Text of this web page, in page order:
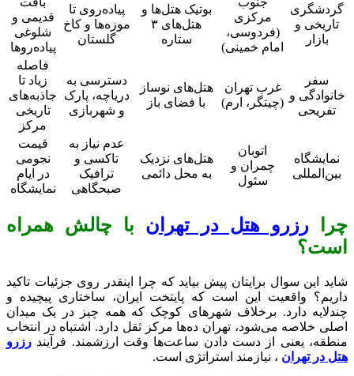
گردشگری
تاریخی و
بازار
مرکزی
(فردوسی،
امام خمینی)
بوتیک هتل‌ها و
هتل‌های ۳
ستاره
پیاده‌روی تا
موزه‌ها و کاخ
گلستان
قدیمی و
شلوغی
پیاده‌روها
سفر
خانوادگی و
تفریحی
غرب تهران
(چیتگر، ارم)
هتل‌های نوساز
با فضای باز
دسترسی به
دریاچه، پارک
و شهربازی
فاصله
زیاد تا
جاذبه‌های
تاریخی
مرکز
نمایشگاه
بین‌المللی
اتوبان
چمران و
سئول
هتل‌های نزدیک
به محل دائمی
عدم نیاز به
تاکسی و
ترافیک
صبحگاهی
قیمت
نجومی
در ایام
نمایشگاه
چرا رزرو هتل در تهران با چالش همراه
است؟
شاید این سوال برایتان پیش بیاید که چرا اینقدر روی جزئیات تاکید
داریم؟ واقعیت این است که پایتخت ایران، ساختاری پیچیده و
چندلایه دارد. برخلاف شهرهای کوچک که همه چیز در یک میدان
اصلی خلاصه می‌شود، تهران ده‌ها مرکز ثقل دارد. اشتباه در انتخاب
منطقه، یعنی از دست دادن ساعت‌ها وقت ارزشمند. فرآیند رزرو
هتل در تهران ، نیازمند استراتژی است.